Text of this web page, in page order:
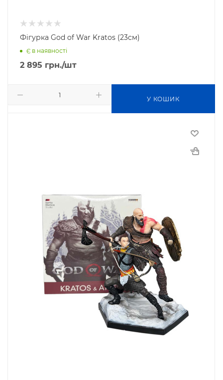
Фігурка God of War Kratos (23см)
Є в наявності
2 895 грн./шт
У КОШИК